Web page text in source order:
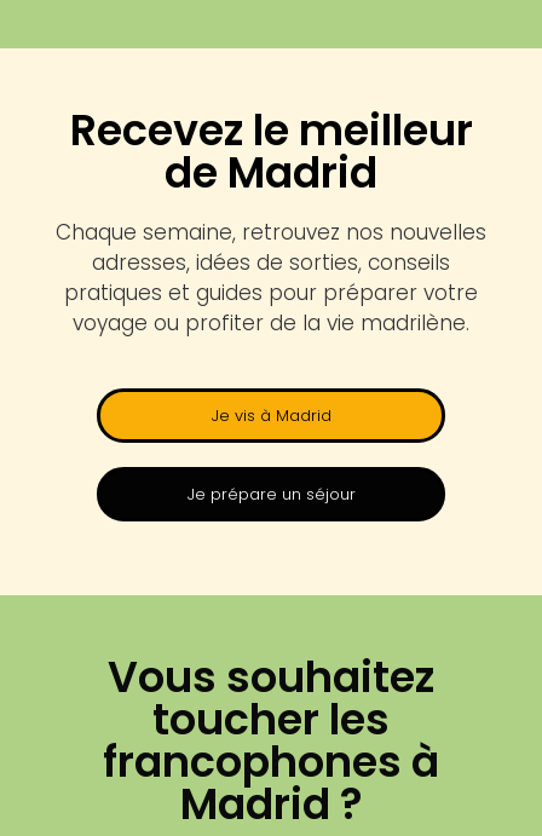
Recevez le meilleur
de Madrid
Chaque semaine, retrouvez nos nouvelles
adresses, idées de sorties, conseils
pratiques et guides pour préparer votre
voyage ou profiter de la vie madrilène.
Je vis à Madrid
Je prépare un séjour
Vous souhaitez
toucher les
francophones à
Madrid ?